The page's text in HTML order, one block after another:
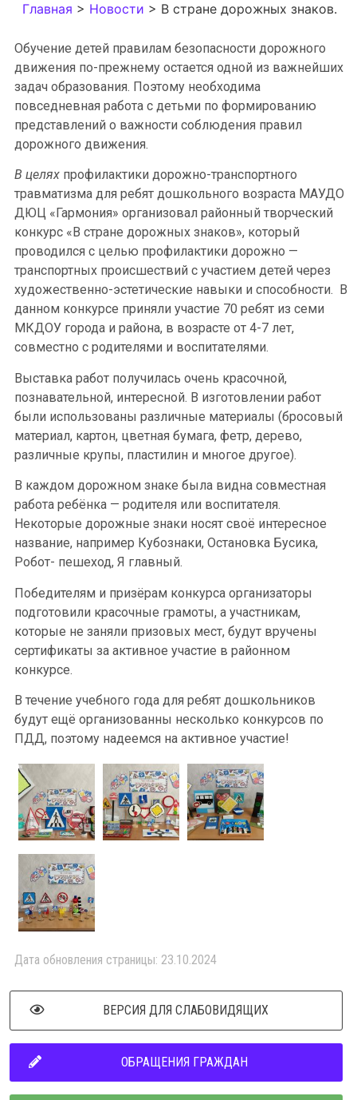
Главная > Новости > В стране дорожных знаков.
Обучение детей правилам безопасности дорожного
движения по-прежнему остается одной из важнейших
задач образования. Поэтому необходима
повседневная работа с детьми по формированию
представлений о важности соблюдения правил
дорожного движения.
В целях профилактики дорожно-транспортного
травматизма для ребят дошкольного возраста МАУДО
ДЮЦ «Гармония» организовал районный творческий
конкурс «В стране дорожных знаков», который
проводился с целью профилактики дорожно —
транспортных происшествий с участием детей через
художественно-эстетические навыки и способности. В
данном конкурсе приняли участие 70 ребят из семи
МКДОУ города и района, в возрасте от 4-7 лет,
совместно с родителями и воспитателями.
Выставка работ получилась очень красочной,
познавательной, интересной. В изготовлении работ
были использованы различные материалы (бросовый
материал, картон, цветная бумага, фетр, дерево,
различные крупы, пластилин и многое другое).
В каждом дорожном знаке была видна совместная
работа ребёнка — родителя или воспитателя.
Некоторые дорожные знаки носят своё интересное
название, например Кубознаки, Остановка Бусика,
Робот- пешеход, Я главный.
Победителям и призёрам конкурса организаторы
подготовили красочные грамоты, а участникам,
которые не заняли призовых мест, будут вручены
сертификаты за активное участие в районном
конкурсе.
В течение учебного года для ребят дошкольников
будут ещё организованны несколько конкурсов по
ПДД, поэтому надеемся на активное участие!
Дата обновления страницы: 23.10.2024
ВЕРСИЯ ДЛЯ СЛАБОВИДЯЩИХ
ОБРАЩЕНИЯ ГРАЖДАН